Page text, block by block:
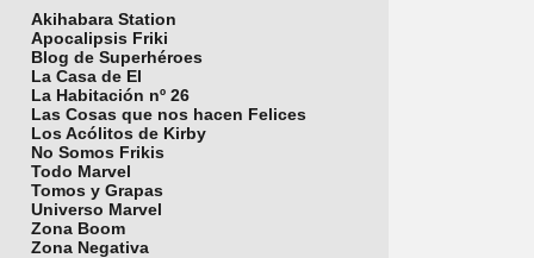
Akihabara Station
Apocalipsis Friki
Blog de Superhéroes
La Casa de El
La Habitación nº 26
Las Cosas que nos hacen Felices
Los Acólitos de Kirby
No Somos Frikis
Todo Marvel
Tomos y Grapas
Universo Marvel
Zona Boom
Zona Negativa